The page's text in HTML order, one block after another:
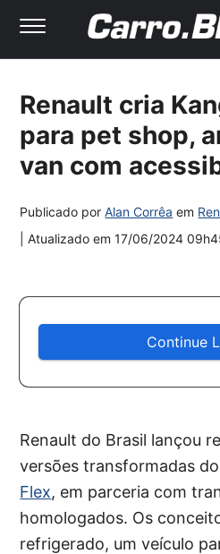
Renault cria
para pet shop,
van com
Publicado porAlan Corrêa em
| Atualizado em17/06/2024
Continue
Renault do Brasil lançou
versões transformadas do
Flex, em parceria com
homologados. Os
refrigerado, um veículo